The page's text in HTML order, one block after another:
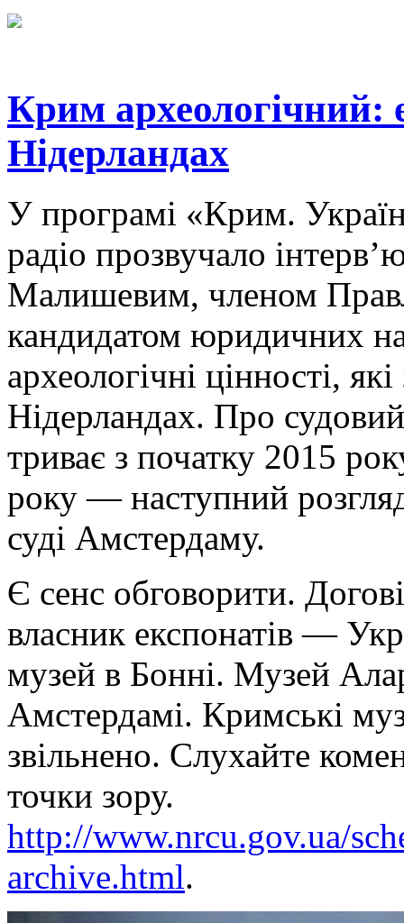
Крим археологічний:
Нідерландах
У програмі «Крим.
радіо прозвучало
Малишевим, членом
кандидатом юридичних
археологічні цінності,
Нідерландах. Про
триває з початку 2015
року — наступний
суді Амстердаму.
Є сенс обговорити.
власник експонатів —
музей в Бонні. Музей
Амстердамі. Кримські
звільнено. Слухайте
точки зору.
http://www.nrcu.gov.ua/
archive.html.